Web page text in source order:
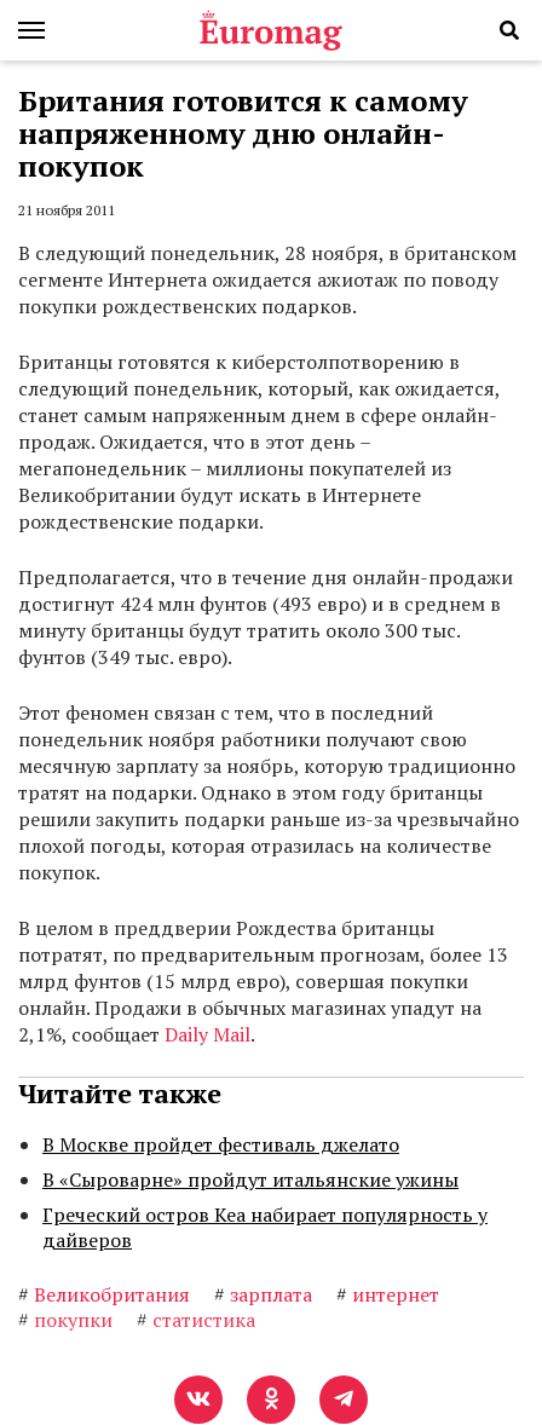
Британия готовится к самому
напряженному дню онлайн-
покупок
21 ноября 2011
В следующий понедельник, 28 ноября, в британском
сегменте Интернета ожидается ажиотаж по поводу
покупки рождественских подарков.
Британцы готовятся к киберстолпотворению в
следующий понедельник, который, как ожидается,
станет самым напряженным днем в сфере онлайн-
продаж. Ожидается, что в этот день –
мегапонедельник – миллионы покупателей из
Великобритании будут искать в Интернете
рождественские подарки.
Предполагается, что в течение дня онлайн-продажи
достигнут 424 млн фунтов (493 евро) и в среднем в
минуту британцы будут тратить около 300 тыс.
фунтов (349 тыс. евро).
Этот феномен связан с тем, что в последний
понедельник ноября работники получают свою
месячную зарплату за ноябрь, которую традиционно
тратят на подарки. Однако в этом году британцы
решили закупить подарки раньше из-за чрезвычайно
плохой погоды, которая отразилась на количестве
покупок.
В целом в преддверии Рождества британцы
потратят, по предварительным прогнозам, более 13
млрд фунтов (15 млрд евро), совершая покупки
онлайн. Продажи в обычных магазинах упадут на
2,1%, сообщает Daily Mail.
Читайте также
В Москве пройдет фестиваль джелато
В «Сыроварне» пройдут итальянские ужины
Греческий остров Кеа набирает популярность у
дайверов
# Великобритания # зарплата # интернет
# покупки # статистика